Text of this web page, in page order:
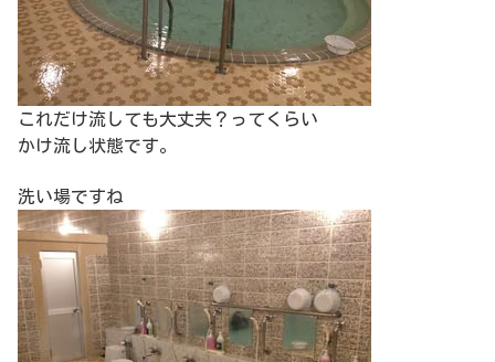
これだけ流しても大丈夫？ってくらい
かけ流し状態です。
洗い場ですね